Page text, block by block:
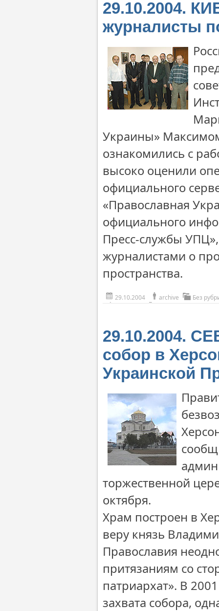
29.10.2004.
журналисты
Украины»
ознакомились с
высоко оценили
официального
«Православная
официального
Пресс-службы УПЦ»,
журналистами о
пространства.
29.10.2004 archive Без
29.10.2004.
собор в
Украинской
торжественной
октября.
Храм построен в
веру князь
Православия
притязаниям со
патриархат». В
захвата собора,